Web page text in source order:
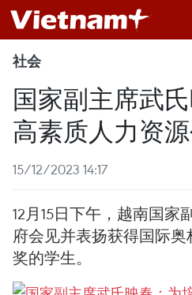
社会
国家副主席武
高素质人力资
15/12/2023 14:17
12月15日下午，越南国家
府会见并表扬获得国际
奖的学生。